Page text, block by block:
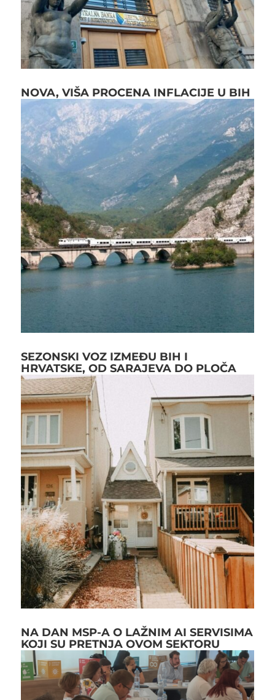
NOVA, VIŠA PROCENA INFLACIJE U BIH
SEZONSKI VOZ IZMEĐU BIH I
HRVATSKE, OD SARAJEVA DO PLOČA
NA DAN MSP-A O LAŽNIM AI SERVISIMA
KOJI SU PRETNJA OVOM SEKTORU